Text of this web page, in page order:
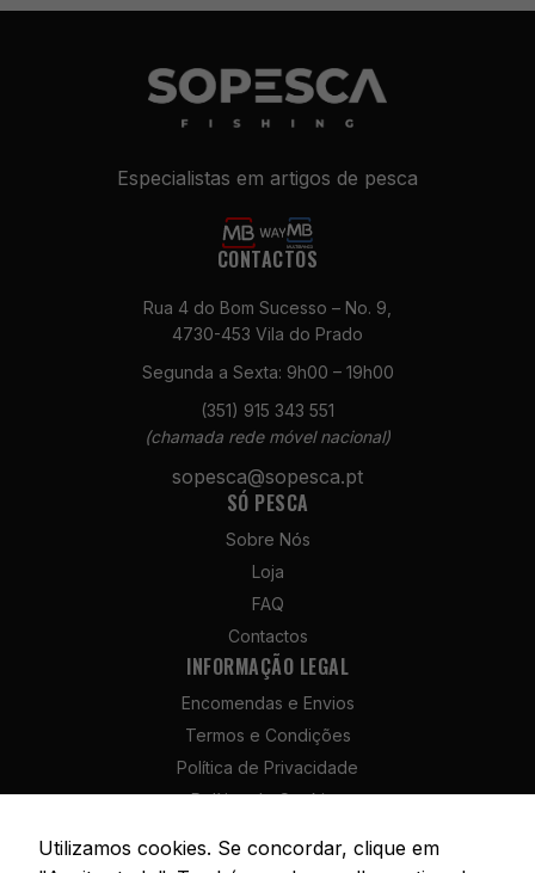
Especialistas em artigos de pesca
CONTACTOS
Rua 4 do Bom Sucesso – No. 9,
4730-453 Vila do Prado
Segunda a Sexta: 9h00 – 19h00
(351) 915 343 551
(chamada rede móvel nacional)
sopesca@sopesca.pt
SÓ PESCA
Sobre Nós
Loja
FAQ
Contactos
INFORMAÇÃO LEGAL
Encomendas e Envios
Termos e Condições
Política de Privacidade
Política de Cookies
Livro de Reclamações
Utilizamos cookies. Se concordar, clique em
Necessários
Estes cookies
opcionais. São
do site.
Estatísticas
Para que
possamos
melhorar a
e a estrutura